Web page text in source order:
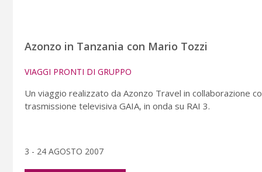
Azonzo in Tanzania con Mario Tozzi
VIAGGI PRONTI DI GRUPPO
Un viaggio realizzato da Azonzo Travel in collaborazione
trasmissione televisiva GAIA, in onda su RAI 3.
3 - 24 AGOSTO 2007